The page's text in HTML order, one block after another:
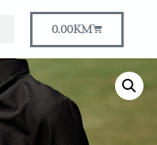
0.00KM